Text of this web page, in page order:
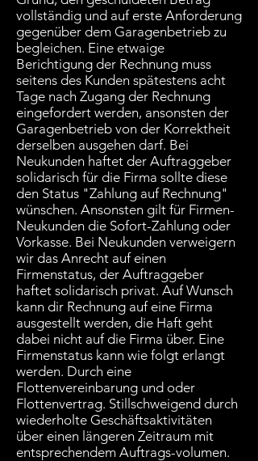
vollständig und auf erste Anforderung
gegenüber dem Garagenbetrieb zu
begleichen. Eine etwaige
Berichtigung der Rechnung muss
seitens des Kunden spätestens acht
Tage nach Zugang der Rechnung
eingefordert werden, ansonsten der
Garagenbetrieb von der Korrektheit
derselben ausgehen darf. Bei
Neukunden haftet der Auftraggeber
solidarisch für die Firma sollte diese
den Status "Zahlung auf Rechnung"
wünschen. Ansonsten gilt für Firmen-
Neukunden die Sofort-Zahlung oder
Vorkasse. Bei Neukunden verweigern
wir das Anrecht auf einen
Firmenstatus, der Auftraggeber
haftet solidarisch privat. Auf Wunsch
kann dir Rechnung auf eine Firma
ausgestellt werden, die Haft geht
dabei nicht auf die Firma über. Eine
Firmenstatus kann wie folgt erlangt
werden. Durch eine
Flottenvereinbarung und oder
Flottenvertrag. Stillschweigend durch
wiederholte Geschäftsaktivitäten
über einen längeren Zeitraum mit
entsprechendem Auftrags-volumen.